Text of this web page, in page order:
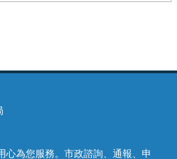
心為您服務。市政諮詢、通報、申